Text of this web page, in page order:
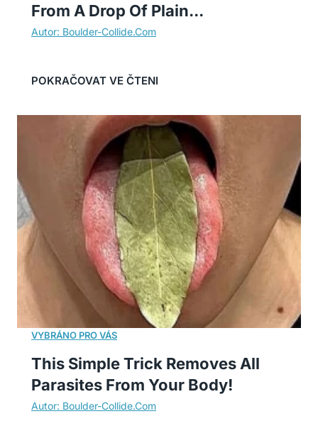
From A Drop Of Plain...
This Simple Trick Removes All
Parasites From Your Body!